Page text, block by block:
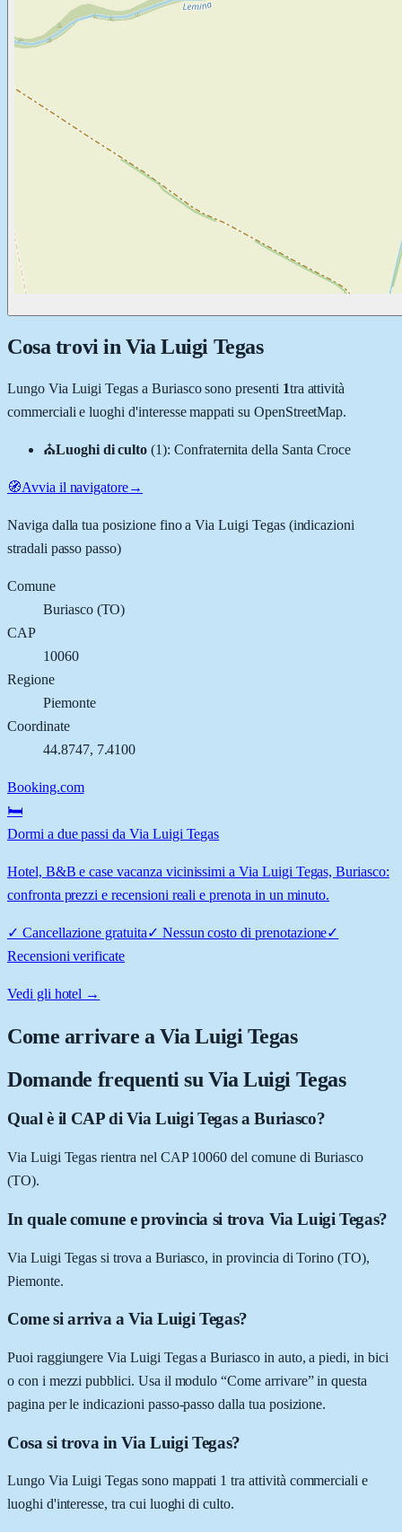
Cosa trovi in Via Luigi Tegas
Lungo Via Luigi Tegas a Buriascosono presenti 1tra attività
commerciali e luoghi d'interesse mappati su OpenStreetMap.
⛪Luoghi di culto (1): Confraternita della Santa Croce
🧭Avvia il navigatore→
Naviga dalla tua posizione fino aVia Luigi Tegas(indicazioni
stradali passo passo)
Comune
Buriasco(TO)
CAP
10060
Regione
Piemonte
Coordinate
44.8747, 7.4100
Booking.com
🛏️
Dormi a due passi da Via Luigi Tegas
Hotel, B&B e case vacanza vicinissimi a Via Luigi Tegas, Buriasco:
confronta prezzi e recensioni reali e prenota in un minuto.
✓ Cancellazione gratuita✓ Nessun costo di prenotazione✓
Recensioni verificate
Vedi gli hotel →
Come arrivare aVia Luigi Tegas
Domande frequenti su Via Luigi Tegas
Qual è il CAP di Via Luigi Tegas a Buriasco?
Via Luigi Tegas rientra nel CAP 10060 del comune di Buriasco
(TO).
In quale comune e provincia si trova Via Luigi Tegas?
Via Luigi Tegas si trova a Buriasco, in provincia di Torino (TO),
Piemonte.
Come si arriva a Via Luigi Tegas?
Puoi raggiungere Via Luigi Tegas a Buriasco in auto, a piedi, in bici
o con i mezzi pubblici. Usa il modulo “Come arrivare” in questa
pagina per le indicazioni passo-passo dalla tua posizione.
Cosa si trova in Via Luigi Tegas?
Lungo Via Luigi Tegas sono mappati 1 tra attività commerciali e
luoghi d'interesse, tra cui luoghi di culto.